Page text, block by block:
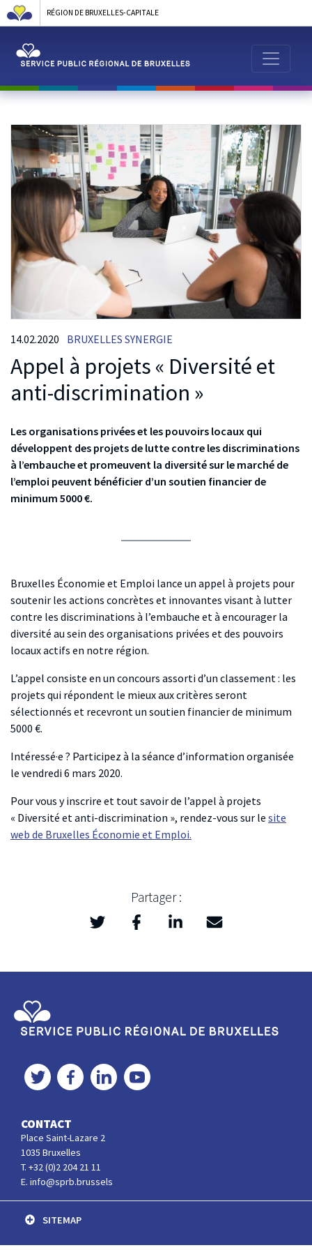
RÉGION DE BRUXELLES-CAPITALE
Appel à projets « Diversité et
anti-discrimination »
14.02.2020 BRUXELLES SYNERGIE
Les organisations privées et les pouvoirs locaux qui
développent des projets de lutte contre les discriminations
à l’embauche et promeuvent la diversité sur le marché de
l’emploi peuvent bénéficier d’un soutien financier de
minimum 5000 €.
Bruxelles Économie et Emploi lance un appel à projets pour
soutenir les actions concrètes et innovantes visant à lutter
contre les discriminations à l’embauche et à encourager la
diversité au sein des organisations privées et des pouvoirs
locaux actifs en notre région.
L’appel consiste en un concours assorti d’un classement : les
projets qui répondent le mieux aux critères seront
sélectionnés et recevront un soutien financier de minimum
5000 €.
Intéressé·e ? Participez à la séance d’information organisée
le vendredi 6 mars 2020.
Pour vous y inscrire et tout savoir de l’appel à projets
« Diversité et anti-discrimination », rendez-vous sur le site
web de Bruxelles Économie et Emploi.
Partager :
Twitter
>FacebookLinkedInMail
Twitter FacebookLinkedInYouTube
CONTACT
Place Saint-Lazare 2
1035 Bruxelles
T. +32 (0)2 204 21 11
E. info@sprb.brussels
SITEMAP